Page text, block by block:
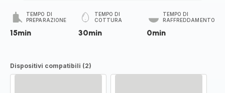
TEMPO DI
PREPARAZIONE
15min
TEMPO DI
COTTURA
30min
TEMPO DI
RAFFREDDAMENTO
0min
Dispositivi compatibili (2)